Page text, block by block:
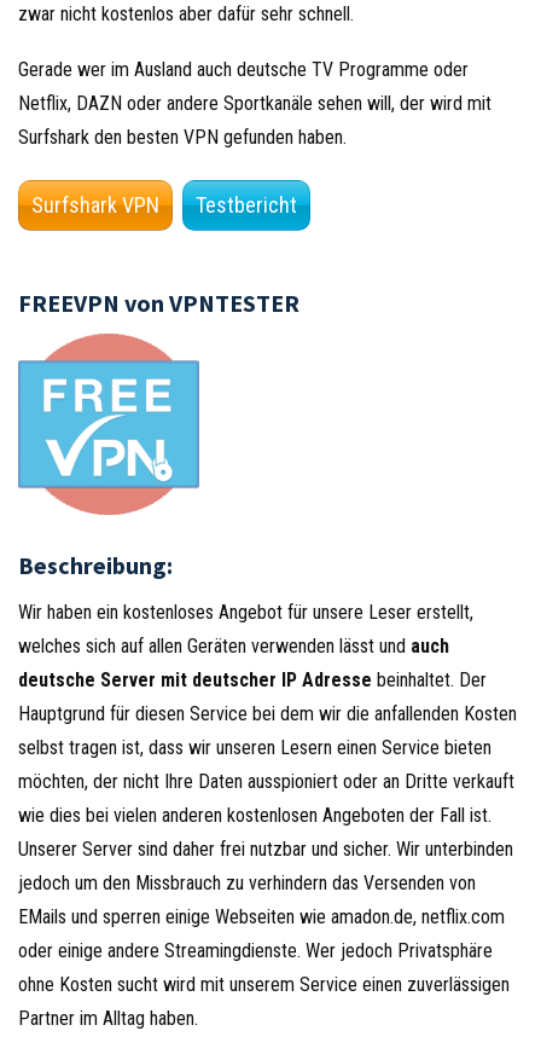
zwar nicht kostenlos aber dafür sehr schnell.
Gerade wer im Ausland auch deutsche TV Programme oder
Netflix, DAZN oder andere Sportkanäle sehen will, der wird mit
Surfshark den besten VPN gefunden haben.
Surfshark VPN Testbericht
FREEVPN von VPNTESTER
Beschreibung:
Wir haben ein kostenloses Angebot für unsere Leser erstellt,
welches sich auf allen Geräten verwenden lässt und auch
deutsche Server mit deutscher IP Adresse beinhaltet. Der
Hauptgrund für diesen Service bei dem wir die anfallenden Kosten
selbst tragen ist, dass wir unseren Lesern einen Service bieten
möchten, der nicht Ihre Daten ausspioniert oder an Dritte verkauft
wie dies bei vielen anderen kostenlosen Angeboten der Fall ist.
Unserer Server sind daher frei nutzbar und sicher. Wir unterbinden
jedoch um den Missbrauch zu verhindern das Versenden von
EMails und sperren einige Webseiten wie amadon.de, netflix.com
oder einige andere Streamingdienste. Wer jedoch Privatsphäre
ohne Kosten sucht wird mit unserem Service einen zuverlässigen
Partner im Alltag haben.